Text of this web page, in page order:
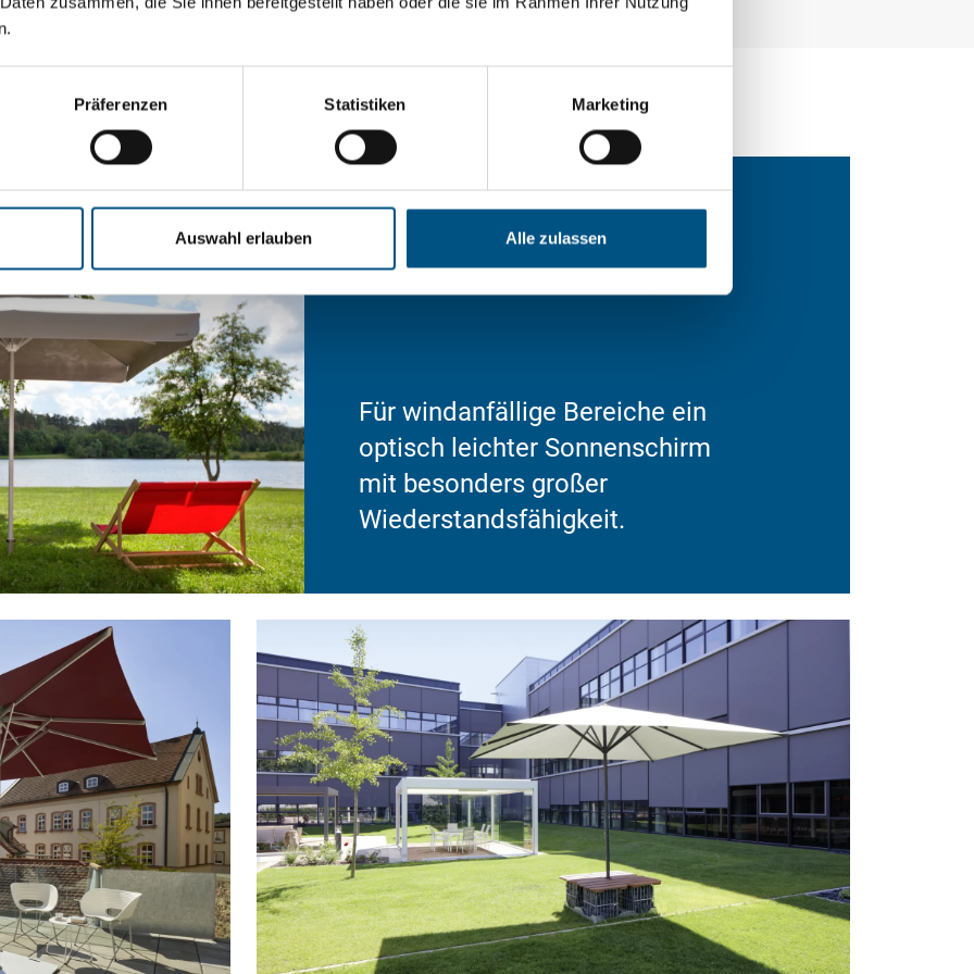
Präferenzen Statistiken Marketing
Auswahl erlauben Alle zulassen
Für windanfällige Bereiche ein
optisch leichter Sonnenschirm
mit besonders großer
Wiederstandsfähigkeit.